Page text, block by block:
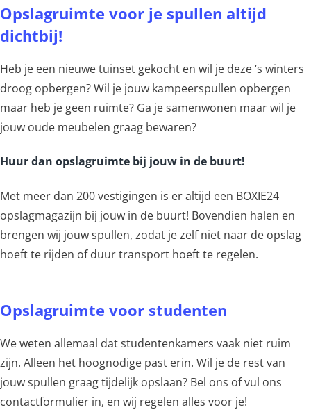
Opslagruimte voor je spullen altijd
dichtbij!
Heb je een nieuwe tuinset gekocht en wil je deze ‘s winters
droog opbergen? Wil je jouw kampeerspullen opbergen
maar heb je geen ruimte? Ga je samenwonen maar wil je
jouw oude meubelen graag bewaren?
Huur dan opslagruimte bij jouw in de buurt!
Met meer dan 200 vestigingen is er altijd een BOXIE24
opslagmagazijn bij jouw in de buurt! Bovendien halen en
brengen wij jouw spullen, zodat je zelf niet naar de opslag
hoeft te rijden of duur transport hoeft te regelen.
Opslagruimte voor studenten
We weten allemaal dat studentenkamers vaak niet ruim
zijn. Alleen het hoognodige past erin. Wil je de rest van
jouw spullen graag tijdelijk opslaan? Bel ons of vul ons
contactformulier in, en wij regelen alles voor je!